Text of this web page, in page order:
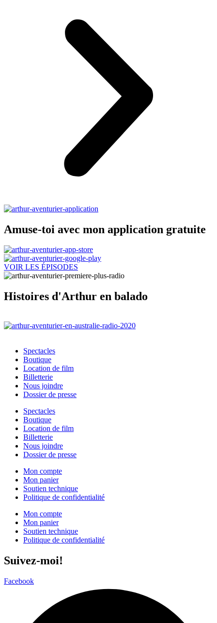
Amuse-toi avec mon application gratuite
VOIR LES ÉPISODES
Histoires d'Arthur en balado
Spectacles
Boutique
Location de film
Billetterie
Nous joindre
Dossier de presse
Spectacles
Boutique
Location de film
Billetterie
Nous joindre
Dossier de presse
Mon compte
Mon panier
Soutien technique
Politique de confidentialité
Mon compte
Mon panier
Soutien technique
Politique de confidentialité
Suivez-moi!
Facebook